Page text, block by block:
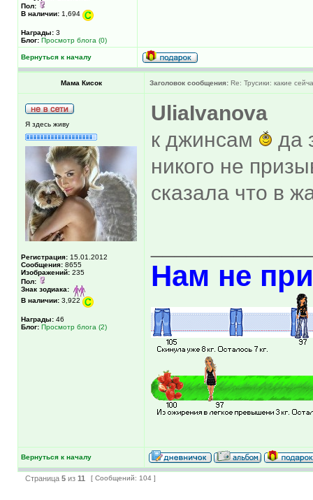
Пол:
В наличии: 1,694
Награды: 3
Блог: Просмотр блога (0)
Вернуться к началу
Мама Кисок Заголовок сообщения: Re: Трусики: какие
Я здесь живу
Регистрация: 15.01.2012
Сообщения: 8655
Изображений: 235
Пол:
Знак зодиака:
В наличии: 3,922
Награды: 46
Блог: Просмотр блога (2)
UliaIvanova
к джинсам
да
никого не
сказала что в
Нам не
Вернуться к началу
Страница 5 из 11 [ Сообщений: 104 ]